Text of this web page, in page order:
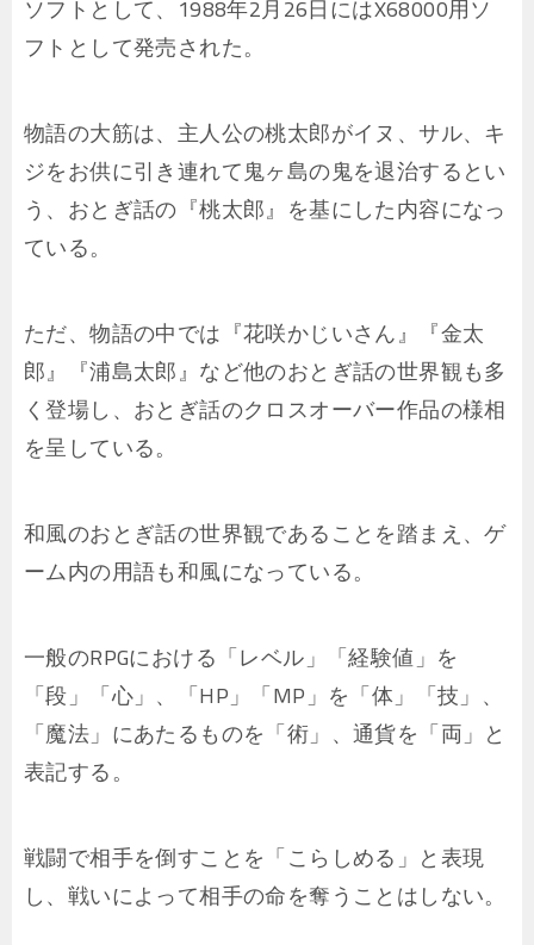
ソフトとして、1988年2月26日にはX68000用ソ
フトとして発売された。
物語の大筋は、主人公の桃太郎がイヌ、サル、キ
ジをお供に引き連れて鬼ヶ島の鬼を退治するとい
う、おとぎ話の『桃太郎』を基にした内容になっ
ている。
ただ、物語の中では『花咲かじいさん』『金太
郎』『浦島太郎』など他のおとぎ話の世界観も多
く登場し、おとぎ話のクロスオーバー作品の様相
を呈している。
和風のおとぎ話の世界観であることを踏まえ、ゲ
ーム内の用語も和風になっている。
一般のRPGにおける「レベル」「経験値」を
「段」「心」、「HP」「MP」を「体」「技」、
「魔法」にあたるものを「術」、通貨を「両」と
表記する。
戦闘で相手を倒すことを「こらしめる」と表現
し、戦いによって相手の命を奪うことはしない。